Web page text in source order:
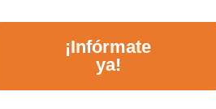
¡Infórmate
ya!